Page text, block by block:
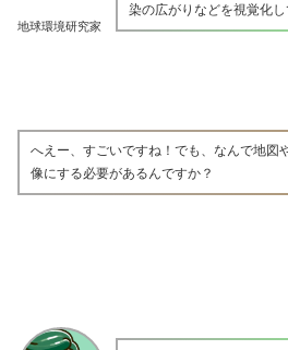
地球環境研究家
染の広がりなどを視覚化し
へえー、すごいですね！でも、なんで地図
像にする必要があるんですか？